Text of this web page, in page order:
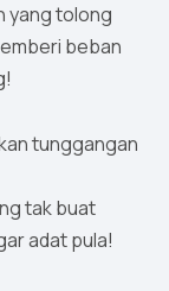
yang tolong
beban
tunggangan
tak buat
adat pula!